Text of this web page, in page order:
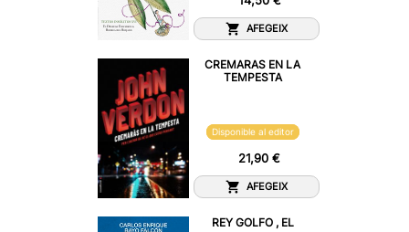
AFEGEIX
CREMARAS EN LA
TEMPESTA
Disponible al editor
21,90 €
AFEGEIX
REY GOLFO , EL